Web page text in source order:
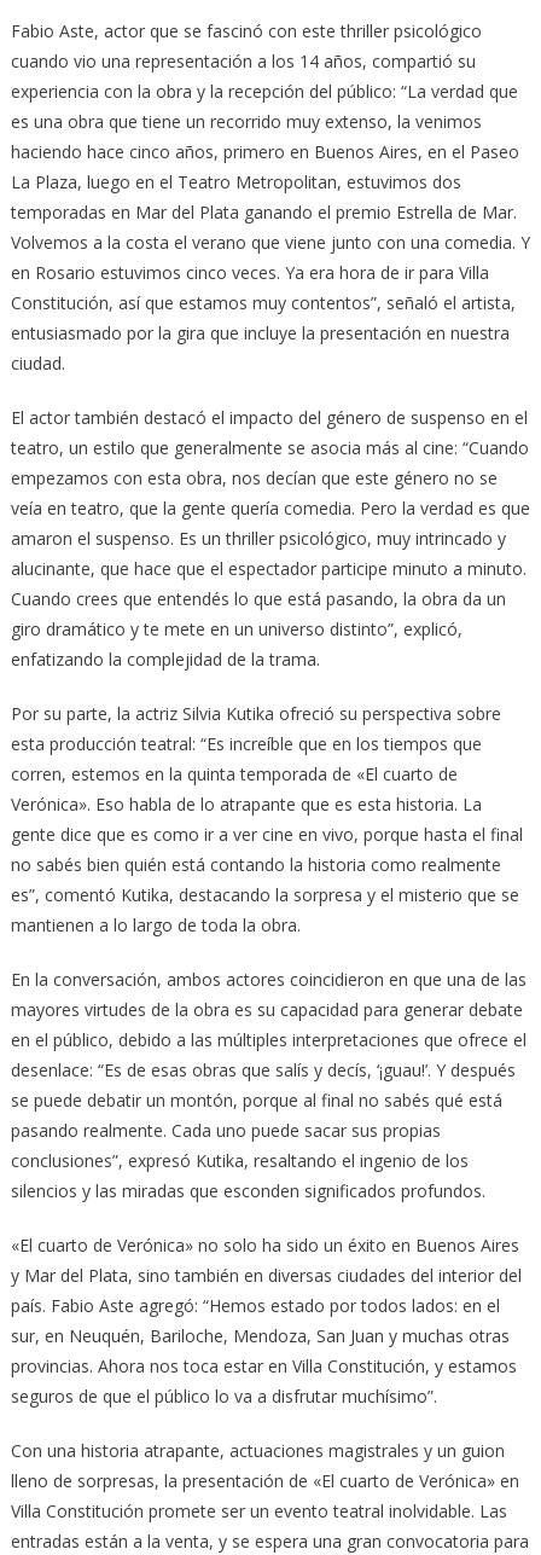
Fabio Aste, actor que se fascinó con este thriller psicológico
cuando vio una representación a los 14 años, compartió su
experiencia con la obra y la recepción del público: “La verdad que
es una obra que tiene un recorrido muy extenso, la venimos
haciendo hace cinco años, primero en Buenos Aires, en el Paseo
La Plaza, luego en el Teatro Metropolitan, estuvimos dos
temporadas en Mar del Plata ganando el premio Estrella de Mar.
Volvemos a la costa el verano que viene junto con una comedia. Y
en Rosario estuvimos cinco veces. Ya era hora de ir para Villa
Constitución, así que estamos muy contentos”, señaló el artista,
entusiasmado por la gira que incluye la presentación en nuestra
ciudad.
El actor también destacó el impacto del género de suspenso en el
teatro, un estilo que generalmente se asocia más al cine: “Cuando
empezamos con esta obra, nos decían que este género no se
veía en teatro, que la gente quería comedia. Pero la verdad es que
amaron el suspenso. Es un thriller psicológico, muy intrincado y
alucinante, que hace que el espectador participe minuto a minuto.
Cuando crees que entendés lo que está pasando, la obra da un
giro dramático y te mete en un universo distinto”, explicó,
enfatizando la complejidad de la trama.
Por su parte, la actriz Silvia Kutika ofreció su perspectiva sobre
esta producción teatral: “Es increíble que en los tiempos que
corren, estemos en la quinta temporada de «El cuarto de
Verónica». Eso habla de lo atrapante que es esta historia. La
gente dice que es como ir a ver cine en vivo, porque hasta el final
no sabés bien quién está contando la historia como realmente
es”, comentó Kutika, destacando la sorpresa y el misterio que se
mantienen a lo largo de toda la obra.
En la conversación, ambos actores coincidieron en que una de las
mayores virtudes de la obra es su capacidad para generar debate
en el público, debido a las múltiples interpretaciones que ofrece el
desenlace: “Es de esas obras que salís y decís, ‘¡guau!’. Y después
se puede debatir un montón, porque al final no sabés qué está
pasando realmente. Cada uno puede sacar sus propias
conclusiones”, expresó Kutika, resaltando el ingenio de los
silencios y las miradas que esconden significados profundos.
«El cuarto de Verónica» no solo ha sido un éxito en Buenos Aires
y Mar del Plata, sino también en diversas ciudades del interior del
país. Fabio Aste agregó: “Hemos estado por todos lados: en el
sur, en Neuquén, Bariloche, Mendoza, San Juan y muchas otras
provincias. Ahora nos toca estar en Villa Constitución, y estamos
seguros de que el público lo va a disfrutar muchísimo”.
Con una historia atrapante, actuaciones magistrales y un guion
lleno de sorpresas, la presentación de «El cuarto de Verónica» en
Villa Constitución promete ser un evento teatral inolvidable. Las
entradas están a la venta, y se espera una gran convocatoria para